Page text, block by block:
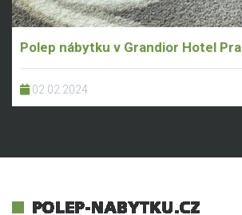
Polep nábytku v Grandior Hotel
02.02.2024